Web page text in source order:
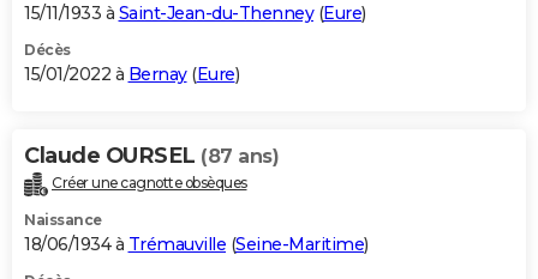
15/11/1933 à Saint-Jean-du-Thenney(Eure)
Décès
15/01/2022 à Bernay(Eure)
Claude OURSEL (87 ans)
Créer une cagnotte obsèques
Naissance
18/06/1934 à Trémauville (Seine-Maritime)